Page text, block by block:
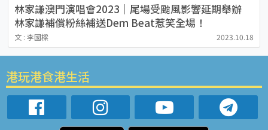
林家謙澳門演唱會2023｜尾場受颱風影響延期舉辦
林家謙補償粉絲補送Dem Beat惹笑全場！
文 : 李國樑 2023.10.18
港玩港食港生活